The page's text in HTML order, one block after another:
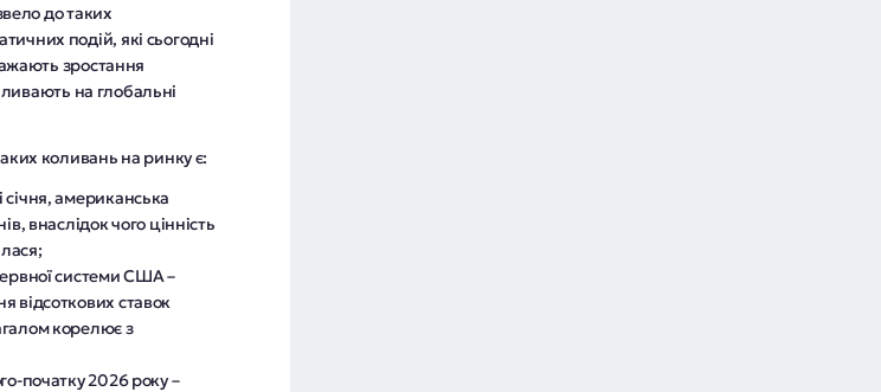
до таких
подій, які сьогодні
зростання
на глобальні
коливань на ринку є:
американська
внаслідок чого цінність
системи США –
відсоткових ставок
корелює з
початку 2026 року –